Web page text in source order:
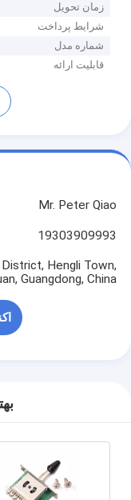
زمان تحویل
شرایط پرداخت
شماره مدل
قابلیت ارائه
Mr. Peter Qiao
19303909993
Hengli Town,
Guangdong, China